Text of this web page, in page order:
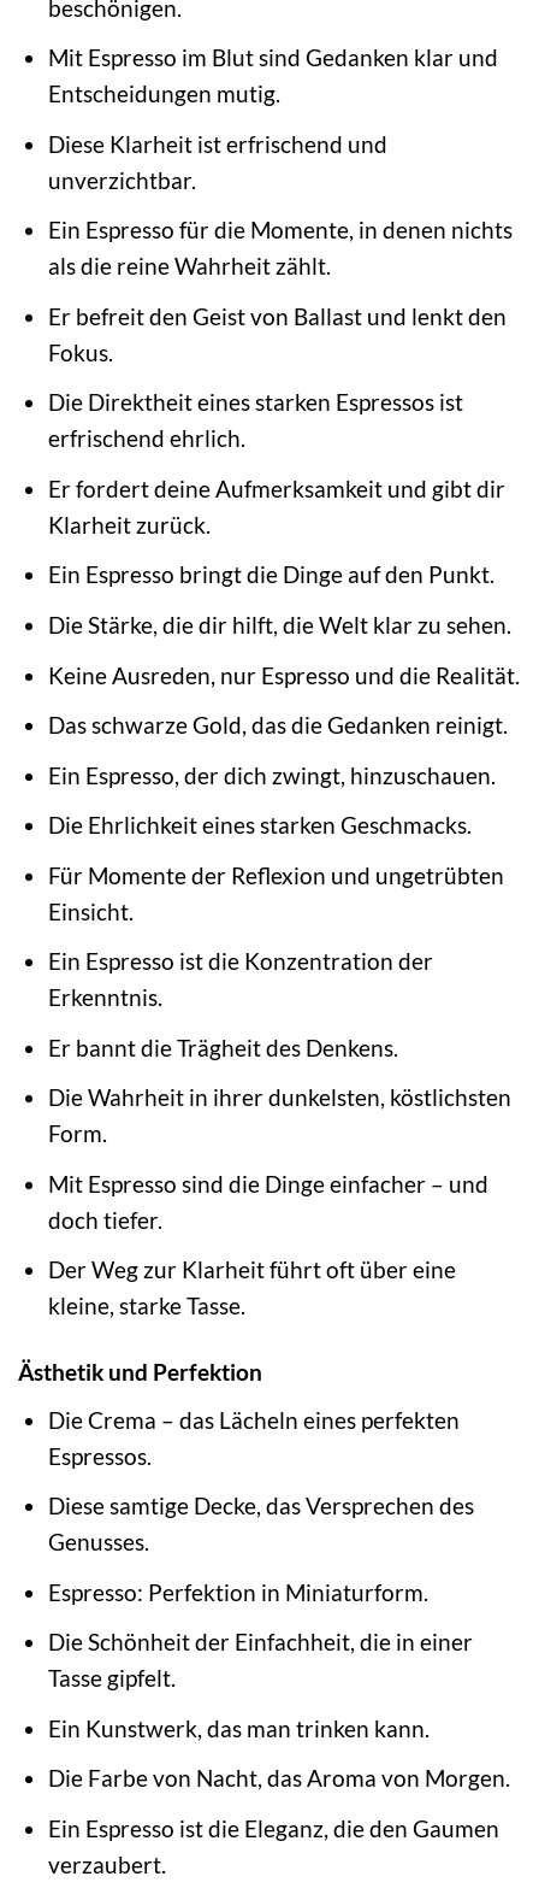
beschönigen.
Mit Espresso im Blut sind Gedanken klar und
Entscheidungen mutig.
Diese Klarheit ist erfrischend und
unverzichtbar.
Ein Espresso für die Momente, in denen nichts
als die reine Wahrheit zählt.
Er befreit den Geist von Ballast und lenkt den
Fokus.
Die Direktheit eines starken Espressos ist
erfrischend ehrlich.
Er fordert deine Aufmerksamkeit und gibt dir
Klarheit zurück.
Ein Espresso bringt die Dinge auf den Punkt.
Die Stärke, die dir hilft, die Welt klar zu sehen.
Keine Ausreden, nur Espresso und die Realität.
Das schwarze Gold, das die Gedanken reinigt.
Ein Espresso, der dich zwingt, hinzuschauen.
Die Ehrlichkeit eines starken Geschmacks.
Für Momente der Reflexion und ungetrübten
Einsicht.
Ein Espresso ist die Konzentration der
Erkenntnis.
Er bannt die Trägheit des Denkens.
Die Wahrheit in ihrer dunkelsten, köstlichsten
Form.
Mit Espresso sind die Dinge einfacher – und
doch tiefer.
Der Weg zur Klarheit führt oft über eine
kleine, starke Tasse.
Ästhetik und Perfektion
Die Crema – das Lächeln eines perfekten
Espressos.
Diese samtige Decke, das Versprechen des
Genusses.
Espresso: Perfektion in Miniaturform.
Die Schönheit der Einfachheit, die in einer
Tasse gipfelt.
Ein Kunstwerk, das man trinken kann.
Die Farbe von Nacht, das Aroma von Morgen.
Ein Espresso ist die Eleganz, die den Gaumen
verzaubert.